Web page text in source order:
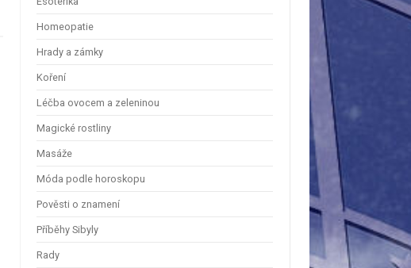
Homeopatie
Hrady a zámky
Koření
Léčba ovocem a zeleninou
Magické rostliny
Masáže
Móda podle horoskopu
Pověsti o znamení
Příběhy Sibyly
Rady